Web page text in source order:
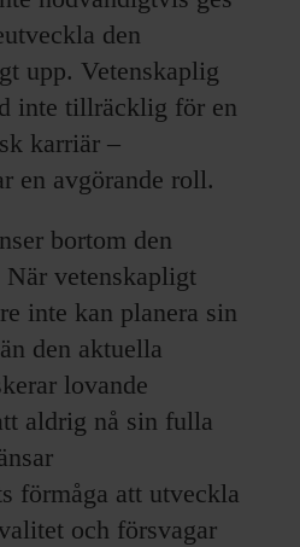
den
upp. Vetenskaplig
inte tillräcklig för en
karriär –
en avgörande roll.
bortom den
vetenskapligt
inte kan planera sin
den aktuella
lovande
aldrig nå sin fulla
förmåga att utveckla
och försvagar